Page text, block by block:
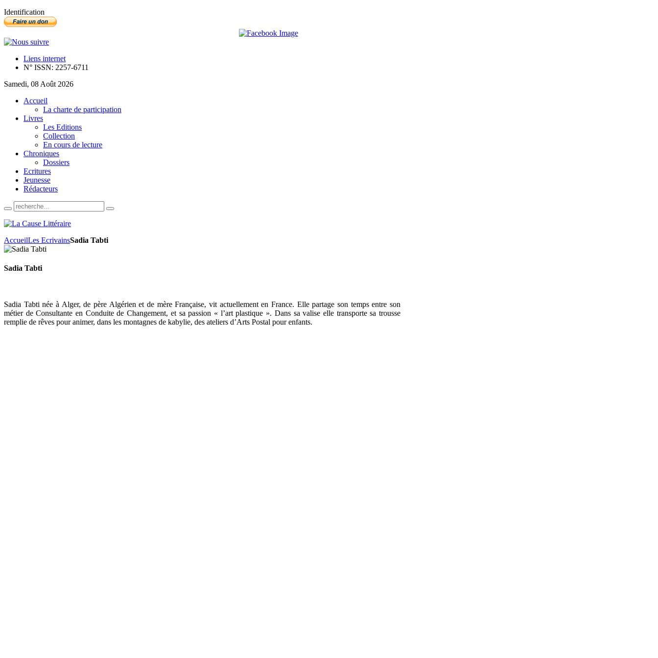
Identification
Liens internet
N° ISSN: 2257-6711
Samedi, 08 Août 2026
Accueil
La charte de participation
Livres
Les Editions
Collection
En cours de lecture
Chroniques
Dossiers
Ecritures
Jeunesse
Rédacteurs
AccueilLes EcrivainsSadia Tabti
Sadia Tabti
Sadia Tabti née à Alger, de père Algérien et de mère Française, vit actuellement en France. Elle partage son temps entre son
métier de Consultante en Conduite de Changement, et sa passion « l’art plastique ». Dans sa valise elle transporte sa trousse
remplie de rêves pour animer, dans les montagnes de kabylie, des ateliers d’Arts Postal pour enfants.